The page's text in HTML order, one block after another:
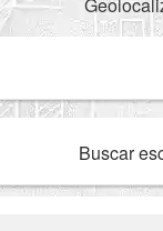
Buscar